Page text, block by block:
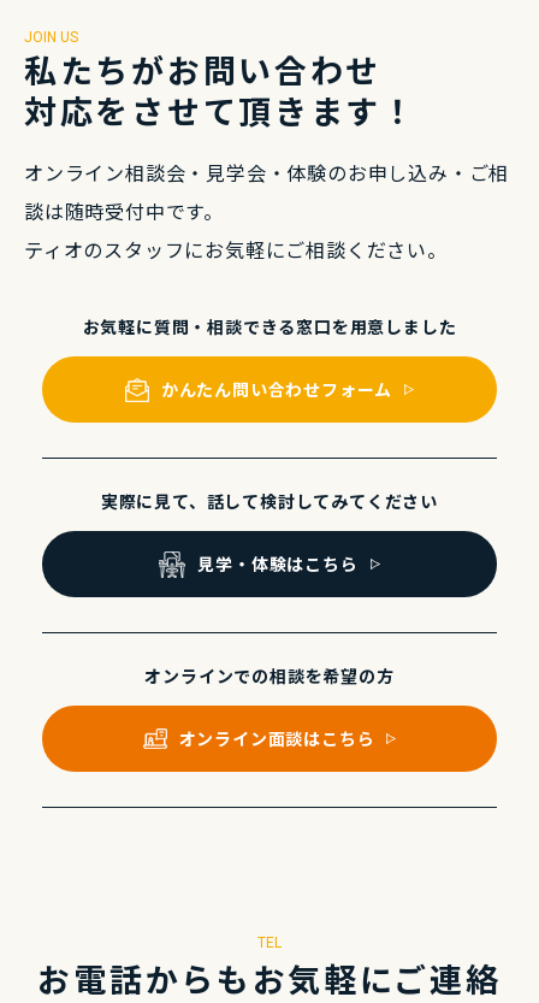
JOIN US
私たちがお問い合わせ
対応をさせて頂きます！
オンライン相談会・⾒学会・体験のお申し込み・ ご相
談は随時受付中です。
ティオのスタッフにお気軽にご相談ください。
お気軽に質問・相談できる窓⼝を⽤意しました
かんたん問い合わせフォーム
実際に⾒て、話して検討してみてください
⾒学・体験はこちら
オンラインでの相談を希望の⽅
オンライン⾯談はこちら
TEL
お電話からもお気軽にご連絡